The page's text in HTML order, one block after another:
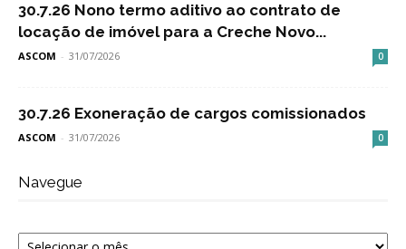
30.7.26 Nono termo aditivo ao contrato de
locação de imóvel para a Creche Novo...
ASCOM - 31/07/2026 0
30.7.26 Exoneração de cargos comissionados
ASCOM - 31/07/2026 0
Navegue
Navegue